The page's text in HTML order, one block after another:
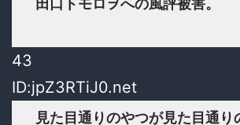
43
ID:jpZ3RTiJ0.net
見た目通りのやつが見た目通り